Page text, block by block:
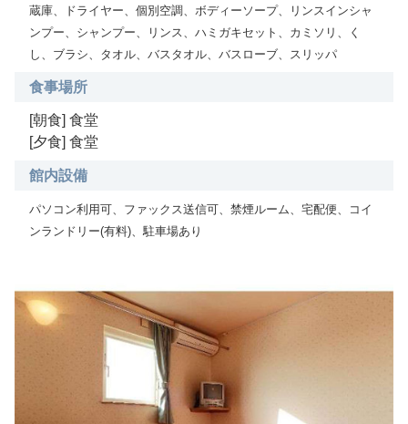
蔵庫、ドライヤー、個別空調、ボディーソープ、リンスインシャ
ンプー、シャンプー、リンス、ハミガキセット、カミソリ、く
し、ブラシ、タオル、バスタオル、バスローブ、スリッパ
食事場所
[朝食] 食堂
[夕食] 食堂
館内設備
パソコン利用可、ファックス送信可、禁煙ルーム、宅配便、コイ
ンランドリー(有料)、駐車場あり